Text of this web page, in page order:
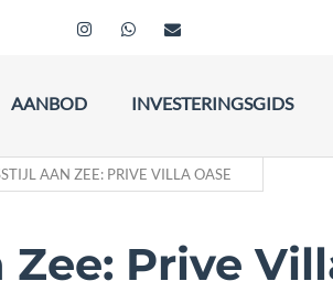
AANBOD INVESTERINGSGIDS
AAN ZEE: PRIVE VILLA OASE
Prive